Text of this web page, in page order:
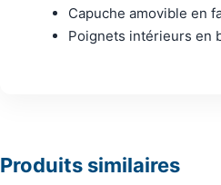
Capuche amovible en
Poignets intérieurs en
Produits similaires